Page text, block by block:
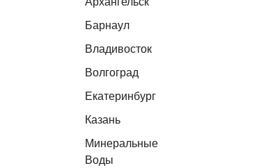
Барнаул
Владивосток
Волгоград
Екатеринбург
Казань
Минеральные
Воды